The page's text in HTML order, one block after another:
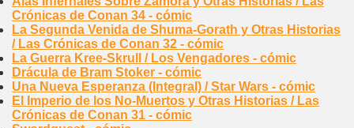
Crónicas de Conan 34 - cómic
La Segunda Venida de Shuma-Gorath y Otras Historias
/ Las Crónicas de Conan 32 - cómic
La Guerra Kree-Skrull / Los Vengadores - cómic
Drácula de Bram Stoker - cómic
Una Nueva Esperanza (Integral) / Star Wars - cómic
El Imperio de los No-Muertos y Otras Historias / Las
Crónicas de Conan 31 - cómic